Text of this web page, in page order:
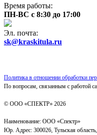
Время работы:
ПН-ВС с 8:30 до 17:00
Эл. почта:
sk@kraskitula.ru
Политика в отношении обработки
По вопросам, связанным с работой
© ООО «СПЕКТР» 2026
Наименование: ООО «Спектр»
Юр. Адрес: 300026, Тульская